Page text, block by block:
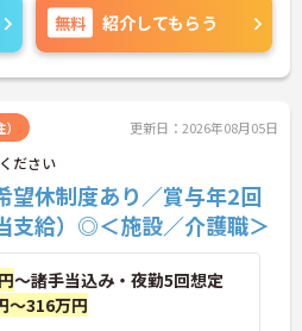
が活躍中！短時間正
に合わせた柔軟な働き
取得を推進しており、
。子育て世代のキャリ
最大10万円補助 多職
ムケア実践 頑張りや
り反映。 明確なキャリ
で、 目標を持って長く
無料 紹介してもらう
更新日：2026年08月05日
ださい
望休制度あり／賞与年2回
支給）◎＜施設／介護職＞
～諸手当込み・夜勤5回想定
～316万円